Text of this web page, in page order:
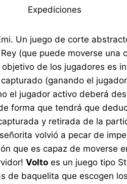
Expediciones
Un juego de corte
(que puede moverse una
de los jugadores es
(ganando el
el jugador activo deberá
forma que tendrá que
y retirada de la
volvió a pecar de
que es capaz de moverse
Volto es un juego tipo
de baquelita que escogen